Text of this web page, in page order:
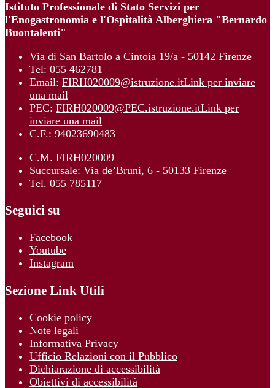
Istituto Professionale di Stato Servizi per
l'Enogastronomia e l'Ospitalità Alberghiera "Bernardo
Buontalenti"
Via di San Bartolo a Cintoia 19/a - 50142 Firenze
Tel: 055 462781
Email: FIRH020009@istruzione.itLink per inviare
una mail
PEC: FIRH020009@PEC.istruzione.itLink per
inviare una mail
C.F.: 94023690483
C.M. FIRH020009
Succursale: Via de’Bruni, 6 - 50133 Firenze
Tel. 055 785117
Seguici su
Facebook
Youtube
Instagram
Sezione Link Utili
Cookie policy
Note legali
Informativa Privacy
Ufficio Relazioni con il Pubblico
Dichiarazione di accessibilità
Obiettivi di accessibilità